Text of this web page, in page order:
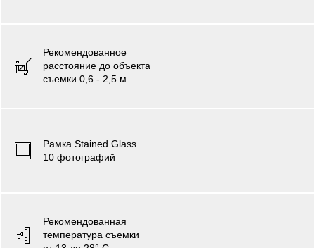
Рекомендованное
расстояние до объекта
съемки 0,6 - 2,5 м
Рамка Stained Glass
10 фотографий
Рекомендованная
температура съемки